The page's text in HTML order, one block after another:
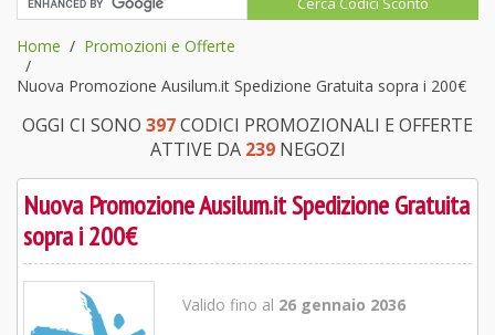
Home
Promozioni e Offerte
Nuova Promozione Ausilum.it Spedizione Gratuita sopra i 200€
OGGI CI SONO 397CODICI PROMOZIONALI E OFFERTE
ATTIVE DA 239NEGOZI
Nuova Promozione Ausilum.it Spedizione Gratuita
sopra i 200€
Valido fino al 26 gennaio 2036